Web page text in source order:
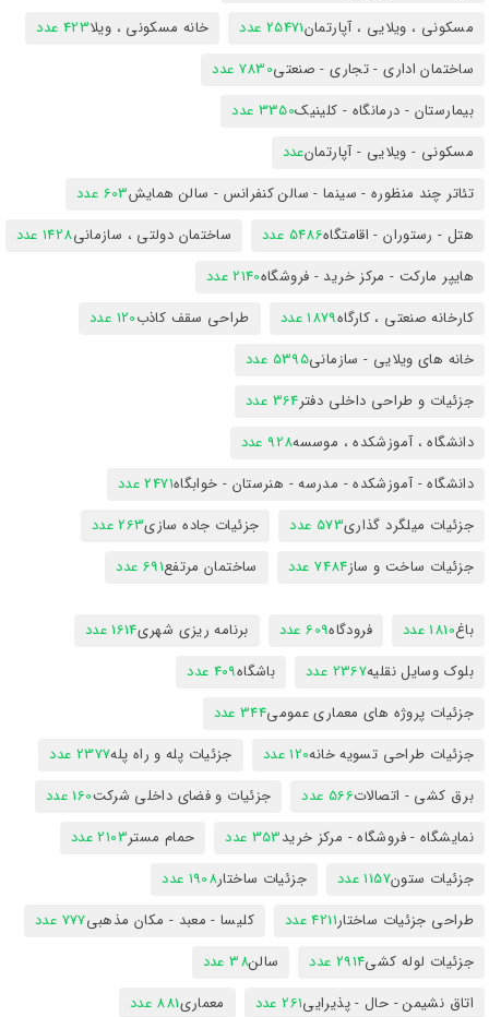
مسکونی ، ویلایی ، آپارتمان25471 عدد خانه مسکونی ، ویلا423 عدد
ساختمان اداری - تجاری - صنعتی7830 عدد
بیمارستان - درمانگاه - کلینیک3350 عدد
مسکونی - ویلایی - آپارتمانعدد
تئاتر چند منظوره - سینما - سالن کنفرانس - سالن همایش603 عدد
هتل - رستوران - اقامتگاه5486 عدد ساختمان دولتی ، سازمانی1428 عدد
هایپر مارکت - مرکز خرید - فروشگاه2140 عدد
کارخانه صنعتی ، کارگاه1879 عدد طراحی سقف کاذب120 عدد
خانه های ویلایی - سازمانی5395 عدد
جزئیات و طراحی داخلی دفتر364 عدد
دانشگاه ، آموزشکده ، موسسه928 عدد
دانشگاه - آموزشکده - مدرسه - هنرستان - خوابگاه2471 عدد
جزئیات میلگرد گذاری573 عدد جزئیات جاده سازی263 عدد
جزئیات ساخت و ساز7484 عدد ساختمان مرتفع691 عدد
باغ1810 عدد فرودگاه609 عدد برنامه ریزی شهری1614 عدد
بلوک وسایل نقلیه2367 عدد باشگاه409 عدد
جزئیات پروژه های معماری عمومی344 عدد
جزئیات طراحی تسویه خانه120 عدد جزئیات پله و راه پله2377 عدد
برق کشی - اتصالات566 عدد جزئیات و فضای داخلی شرکت160 عدد
نمایشگاه - فروشگاه - مرکز خرید353 عدد حمام مستر2103 عدد
جزئیات ستون1157 عدد جزئیات ساختار1908 عدد
طراحی جزئیات ساختار4211 عدد کلیسا - معبد - مکان مذهبی777 عدد
جزئیات لوله کشی2914 عدد سالن38 عدد
اتاق نشیمن - حال - پذیرایی261 عدد معماری881 عدد